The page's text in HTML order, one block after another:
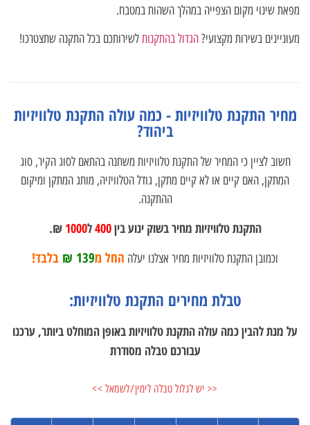
מפאת שינוי מקום הצפייה במהלך השהות במטבח.
מעוניינים בשירות מקצועי?הגדול בהתקנותלשירותכם בכל התקנה שתצטרכו!
מחיר התקנת טלוויזיות - כמה עולה התקנת טלוויזיות
ביהוד?
חשוב לציין כי המחיר של התקנת טלוויזיות משתנה בהתאם לסוג הקיר, סוג
המתקן, האם קיים או לא קיים מתקן, גודל הטלוויזיה, מותג המתקן ומיקום
ההתקנה.
התקנת טלוויזיות מחיר בשוק ינוע בין400ל1000
₪.
וכמובן התקנת טלוויזיות מחיר אצלנו יעלה החל מ139 ₪ בלבד!
טבלת מחירים התקנת טלוויזיות:
על מנת להבין כמה עולה התקנת טלוויזיות באופן המוחלט ביותר, ערכנו
עבורכם טבלה מסודרת
<< יש לגלול טבלה לימין/לשמאל >>